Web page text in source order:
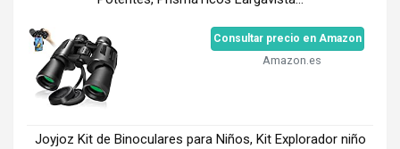
Consultar precio en Amazon
Amazon.es
Joyjoz Kit de Binoculares para Niños, Kit Explorador niño